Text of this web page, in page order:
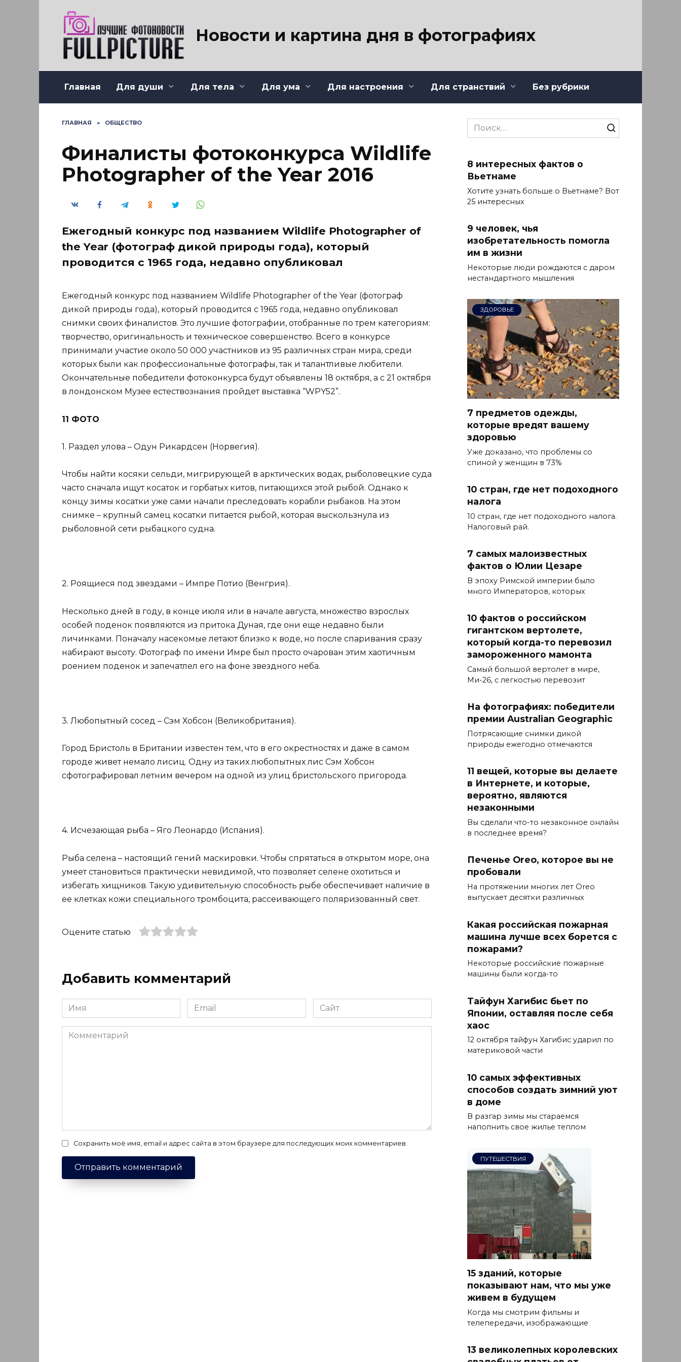
Новости и картина дня в фотографиях
Главная Для души Для тела Для ума Для настроения Для странствий Без рубрики
ГЛАВНАЯ » ОБЩЕСТВО
Финалисты фотоконкурса Wildlife
Photographer of the Year 2016
Ежегодный конкурс под названием Wildlife Photographer of
the Year (фотограф дикой природы года), который
проводится с 1965 года, недавно опубликовал
Ежегодный конкурс под названием Wildlife Photographer of the Year (фотограф
дикой природы года), который проводится с 1965 года, недавно опубликовал
снимки своих финалистов. Это лучшие фотографии, отобранные по трем категориям:
творчество, оригинальность и техническое совершенство. Всего в конкурсе
принимали участие около 50 000 участников из 95 различных стран мира, среди
которых были как профессиональные фотографы, так и талантливые любители.
Окончательные победители фотоконкурса будут объявлены 18 октября, а с 21 октября
в лондонском Музее естествознания пройдет выставка “WPY52”.
11 ФОТО
1. Раздел улова – Одун Рикардсен (Норвегия).
Чтобы найти косяки сельди, мигрирующей в арктических водах, рыболовецкие суда
часто сначала ищут косаток и горбатых китов, питающихся этой рыбой. Однако к
концу зимы косатки уже сами начали преследовать корабли рыбаков. На этом
снимке – крупный самец косатки питается рыбой, которая выскользнула из
рыболовной сети рыбацкого судна.
2. Роящиеся под звездами – Импре Потио (Венгрия).
Несколько дней в году, в конце июля или в начале августа, множество взрослых
особей поденок появляются из притока Дуная, где они еще недавно были
личинками. Поначалу насекомые летают близко к воде, но после спаривания сразу
набирают высоту. Фотограф по имени Имре был просто очарован этим хаотичным
роением поденок и запечатлел его на фоне звездного неба.
3. Любопытный сосед – Сэм Хобсон (Великобритания).
Город Бристоль в Британии известен тем, что в его окрестностях и даже в самом
городе живет немало лисиц. Одну из таких любопытных лис Сэм Хобсон
сфотографировал летним вечером на одной из улиц бристольского пригорода.
4. Исчезающая рыба – Яго Леонардо (Испания).
Рыба селена – настоящий гений маскировки. Чтобы спрятаться в открытом море, она
умеет становиться практически невидимой, что позволяет селене охотиться и
избегать хищников. Такую удивительную способность рыбе обеспечивает наличие в
ее клетках кожи специального тромбоцита, рассеивающего поляризованный свет.
Оцените статью
Добавить комментарий
Имя
*
Email
*
Сайт
Комментарий
Сохранить моё имя, email и адрес сайта в этом браузере для последующих моих комментариев.
Search
for:
8 интересных фактов о
Вьетнаме
Хотите узнать больше о Вьетнаме? Вот
25 интересных
9 человек, чья
изобретательность помогла
им в жизни
Некоторые люди рождаются с даром
нестандартного мышления
ЗДОРОВЬЕ
7 предметов одежды,
которые вредят вашему
здоровью
Уже доказано, что проблемы со
спиной у женщин в 73%
10 стран, где нет подоходного
налога
10 стран, где нет подоходного налога.
Налоговый рай.
7 самых малоизвестных
фактов о Юлии Цезаре
В эпоху Римской империи было
много Императоров, которых
10 фактов о российском
гигантском вертолете,
который когда-то перевозил
замороженного мамонта
Самый большой вертолет в мире,
Ми-26, с легкостью перевозит
На фотографиях: победители
премии Australian Geographic
Потрясающие снимки дикой
природы ежегодно отмечаются
11 вещей, которые вы делаете
в Интернете, и которые,
вероятно, являются
незаконными
Вы сделали что-то незаконное онлайн
в последнее время?
Печенье Oreo, которое вы не
пробовали
На протяжении многих лет Oreo
выпускает десятки различных
Какая российская пожарная
машина лучше всех борется с
пожарами?
Некоторые российские пожарные
машины были когда-то
Тайфун Хагибис бьет по
Японии, оставляя после себя
хаос
12 октября тайфун Хагибис ударил по
материковой части
10 самых эффективных
способов создать зимний уют
в доме
В разгар зимы мы стараемся
наполнить свое жилье теплом
ПУТЕШЕСТВИЯ
15 зданий, которые
показывают нам, что мы уже
живем в будущем
Когда мы смотрим фильмы и
телепередачи, изображающие
13 великолепных королевских